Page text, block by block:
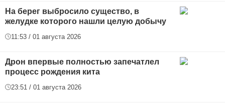
На берег выбросило существо, в
желудке которого нашли целую добычу
11:53 / 01 августа 2026
Дрон впервые полностью запечатлел
процесс рождения кита
23:51 / 01 августа 2026